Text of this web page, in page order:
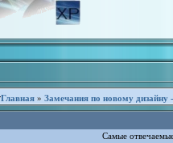
Главная » Замечания по новому дизайну
Самые